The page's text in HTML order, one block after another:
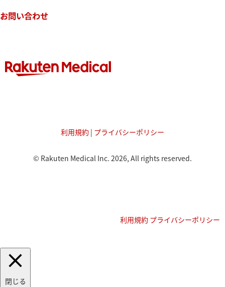
お問い合わせ
利用規約 | プライバシーポリシー
© Rakuten Medical Inc. 2026, All rights reserved.
利用規約 プライバシーポリシー
閉じる